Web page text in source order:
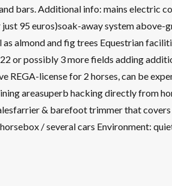
bars. Additional info: mains electric
95 euros)soak-away system
as almond and fig trees Equestrian
or possibly 3 more fields adding
REGA-license for 2 horses, can be
areasuperb hacking directly from
& barefoot trimmer that
/ several cars Environment: